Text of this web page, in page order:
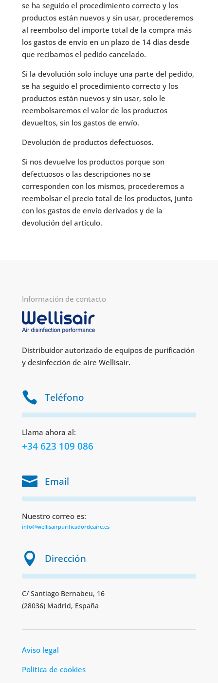
se ha seguido el procedimiento correcto y los
productos están nuevos y sin usar, procederemos
al reembolso del importe total de la compra más
los gastos de envío en un plazo de 14 días desde
que recibamos el pedido cancelado.
Si la devolución solo incluye una parte del pedido,
se ha seguido el procedimiento correcto y los
productos están nuevos y sin usar, solo le
reembolsaremos el valor de los productos
devueltos, sin los gastos de envío.
Devolución de productos defectuosos.
Si nos devuelve los productos porque son
defectuosos o las descripciones no se
corresponden con los mismos, procederemos a
reembolsar el precio total de los productos, junto
con los gastos de envío derivados y de la
devolución del artículo.
Información de contacto
Distribuidor autorizado de equipos de purificación
y desinfección de aire Wellisair.
 Teléfono
Llama ahora al:
+34 623 109 086
 Email
Nuestro correo es:
info@wellisairpurificadordeaire.es
 Dirección
C/ Santiago Bernabeu, 16
(28036) Madrid, España
Aviso legal
Política de cookies